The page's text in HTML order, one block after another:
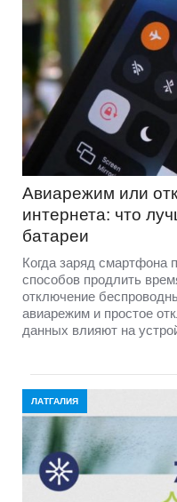
Авиарежим или
интернета: что
батареи
Когда заряд смартфона
способов продлить
отключение
авиарежим и простое
данных влияют на
ЛАТГАЛИЯ